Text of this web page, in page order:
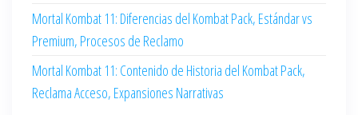
Mortal Kombat 11: Diferencias del Kombat Pack, Estándar vs
Premium, Procesos de Reclamo
Mortal Kombat 11: Contenido de Historia del Kombat Pack,
Reclama Acceso, Expansiones Narrativas